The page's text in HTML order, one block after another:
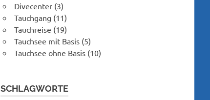
Divecenter (3)
Tauchgang (11)
Tauchreise (19)
Tauchsee mit Basis (5)
Tauchsee ohne Basis (10)
SCHLAGWORTE